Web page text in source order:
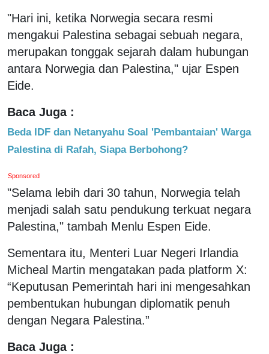
"Hari ini, ketika Norwegia secara resmi
mengakui Palestina sebagai sebuah negara,
merupakan tonggak sejarah dalam hubungan
antara Norwegia dan Palestina," ujar Espen
Eide.
Baca Juga :
Beda IDF dan Netanyahu Soal 'Pembantaian' Warga
Palestina di Rafah, Siapa Berbohong?
Sponsored
"Selama lebih dari 30 tahun, Norwegia telah
menjadi salah satu pendukung terkuat negara
Palestina," tambah Menlu Espen Eide.
Sementara itu, Menteri Luar Negeri Irlandia
Micheal Martin mengatakan pada platform X:
“Keputusan Pemerintah hari ini mengesahkan
pembentukan hubungan diplomatik penuh
dengan Negara Palestina.”
Baca Juga :